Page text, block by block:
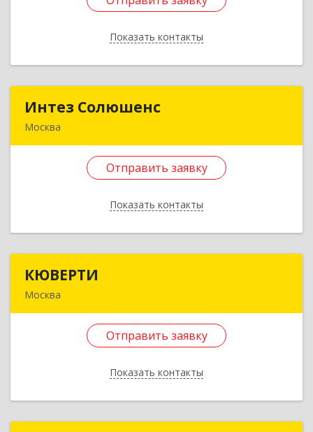
Показать контакты
Интез Солюшенс
Москва
Отправить заявку
Показать контакты
Интез Солюшенс
КЮВЕРТИ
Москва
Отправить заявку
Показать контакты